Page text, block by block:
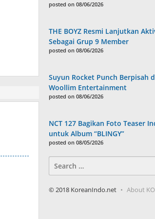
posted on 08/06/2026
THE BOYZ Resmi Lanjutkan
Sebagai Grup 9 Member
posted on 08/06/2026
Suyun Rocket Punch Berpisah
Woollim Entertainment
posted on 08/06/2026
NCT 127 Bagikan Foto Teaser
untuk Album “BLINGY”
posted on 08/05/2026
for:
© 2018 KoreanIndo.net About